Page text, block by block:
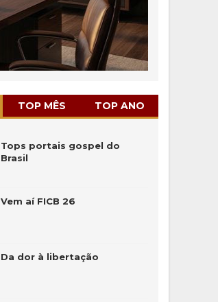
TOP MÊS TOP ANO
Tops portais gospel do
Brasil
Vem aí FICB 26
Da dor à libertação